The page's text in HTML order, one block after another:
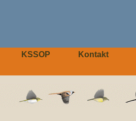
KSSOP Kontakt